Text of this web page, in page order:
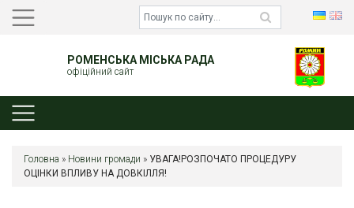
РОМЕНСЬКА МІСЬКА РАДА
офіційний сайт
Головна » Новини громади » УВАГА!РОЗПОЧАТО ПРОЦЕДУРУ
ОЦІНКИ ВПЛИВУ НА ДОВКІЛЛЯ!